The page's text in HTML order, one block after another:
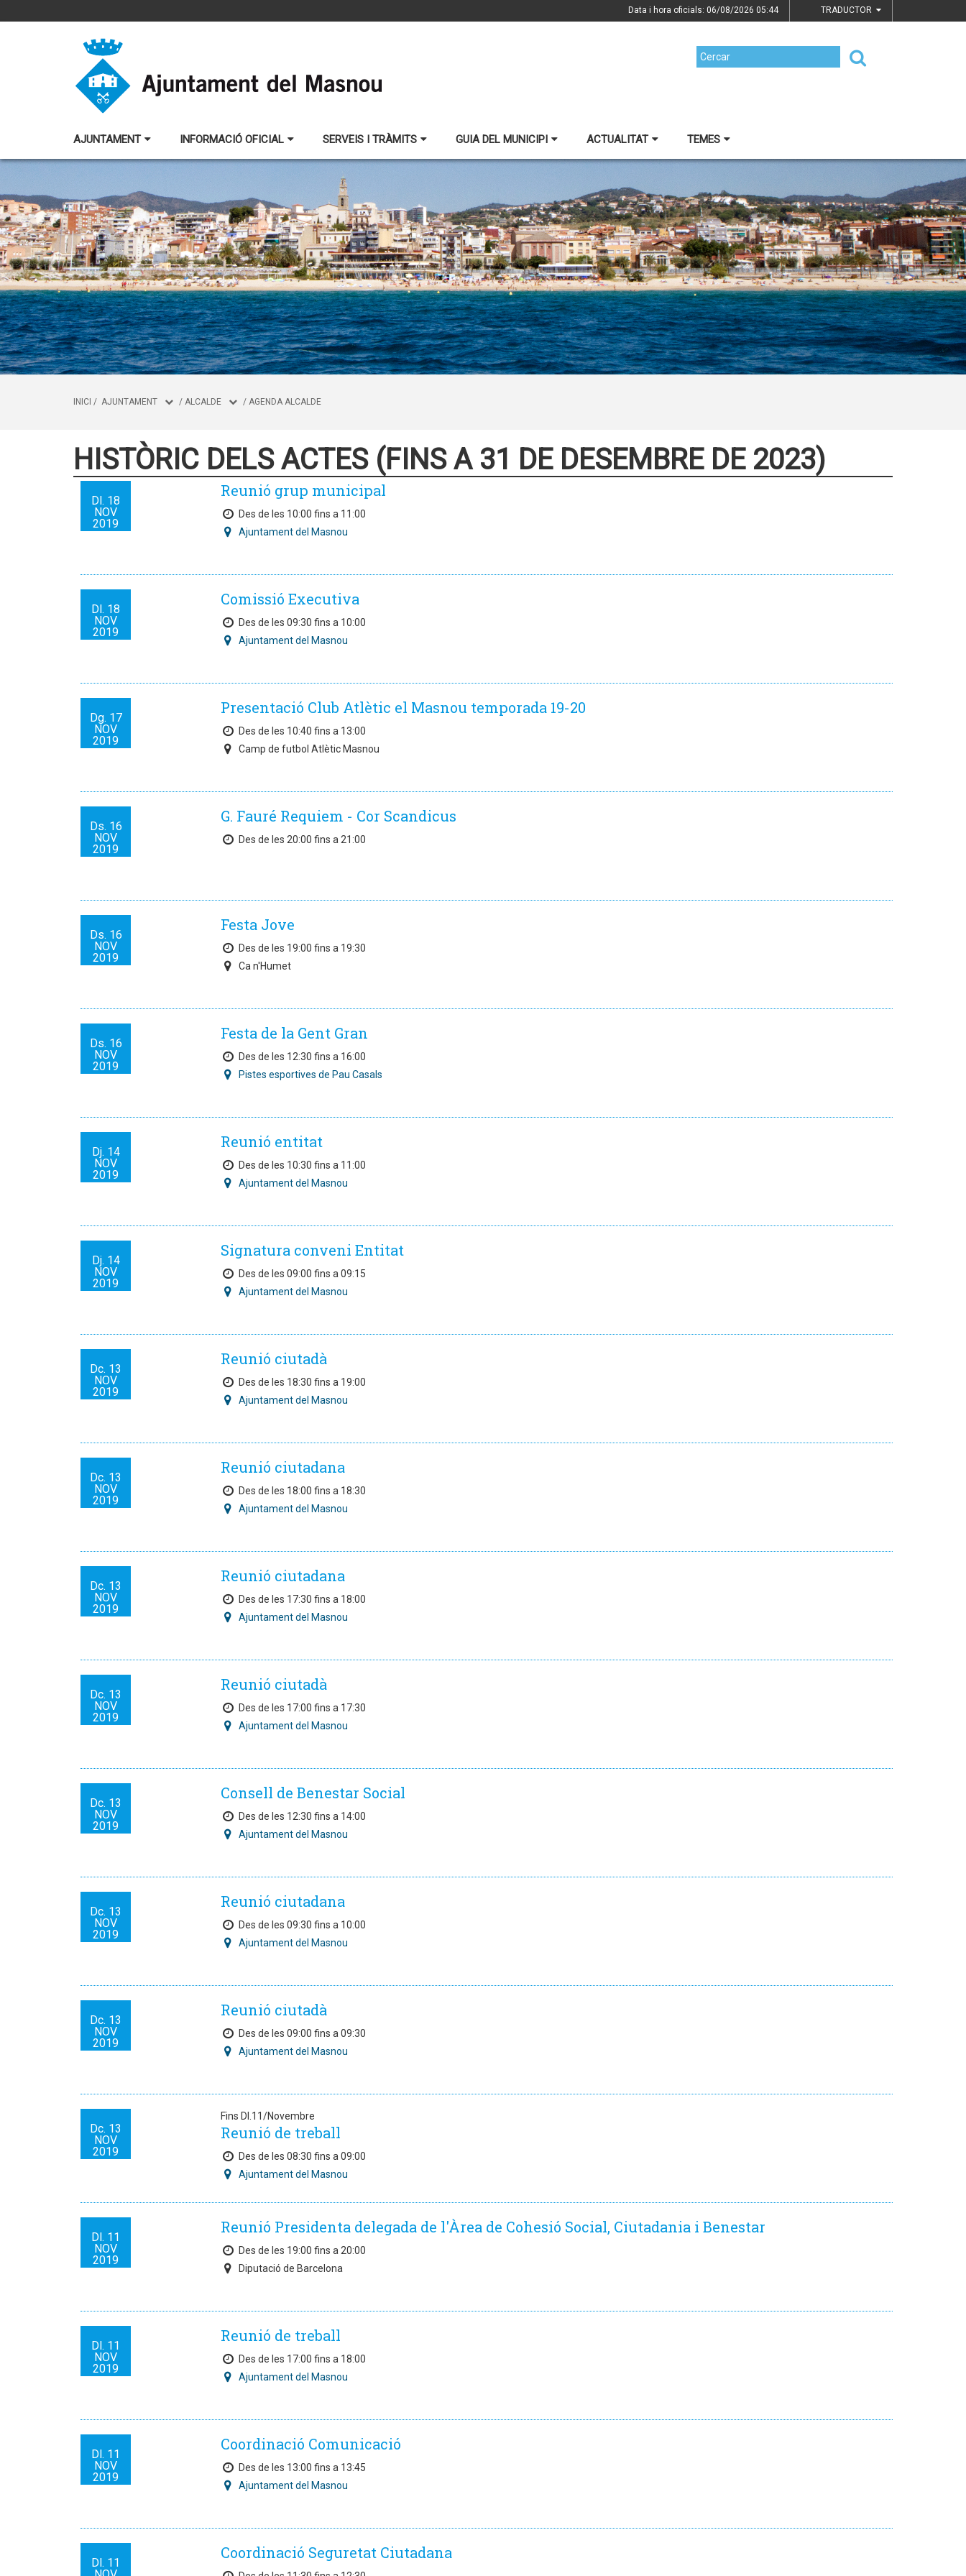
Data i hora oficials: 06/08/2026 05:44 TRADUCTOR
AJUNTAMENT INFORMACIÓ OFICIAL SERVEIS I TRÀMITS GUIA DEL MUNICIPI ACTUALITAT TEMES
INICI / AJUNTAMENT / ALCALDE / AGENDA ALCALDE
HISTÒRIC DELS ACTES (FINS A 31 DE DESEMBRE DE 2023)
Dl. 18
NOV
2019
Reunió grup municipal
Des de les 10:00 fins a 11:00
Ajuntament del Masnou
Dl. 18
NOV
2019
Comissió Executiva
Des de les 09:30 fins a 10:00
Ajuntament del Masnou
Dg. 17
NOV
2019
Presentació Club Atlètic el Masnou temporada 19-20
Des de les 10:40 fins a 13:00
Camp de futbol Atlètic Masnou
Ds. 16
NOV
2019
G. Fauré Requiem - Cor Scandicus
Des de les 20:00 fins a 21:00
Ds. 16
NOV
2019
Festa Jove
Des de les 19:00 fins a 19:30
Ca n'Humet
Ds. 16
NOV
2019
Festa de la Gent Gran
Des de les 12:30 fins a 16:00
Pistes esportives de Pau Casals
Dj. 14
NOV
2019
Reunió entitat
Des de les 10:30 fins a 11:00
Ajuntament del Masnou
Dj. 14
NOV
2019
Signatura conveni Entitat
Des de les 09:00 fins a 09:15
Ajuntament del Masnou
Dc. 13
NOV
2019
Reunió ciutadà
Des de les 18:30 fins a 19:00
Ajuntament del Masnou
Dc. 13
NOV
2019
Reunió ciutadana
Des de les 18:00 fins a 18:30
Ajuntament del Masnou
Dc. 13
NOV
2019
Reunió ciutadana
Des de les 17:30 fins a 18:00
Ajuntament del Masnou
Dc. 13
NOV
2019
Reunió ciutadà
Des de les 17:00 fins a 17:30
Ajuntament del Masnou
Dc. 13
NOV
2019
Consell de Benestar Social
Des de les 12:30 fins a 14:00
Ajuntament del Masnou
Dc. 13
NOV
2019
Reunió ciutadana
Des de les 09:30 fins a 10:00
Ajuntament del Masnou
Dc. 13
NOV
2019
Reunió ciutadà
Des de les 09:00 fins a 09:30
Ajuntament del Masnou
Dc. 13
NOV
2019
Fins Dl.11/Novembre
Reunió de treball
Des de les 08:30 fins a 09:00
Ajuntament del Masnou
Dl. 11
NOV
2019
Reunió Presidenta delegada de l'Àrea de Cohesió Social, Ciutadania i Benestar
Des de les 19:00 fins a 20:00
Diputació de Barcelona
Dl. 11
NOV
2019
Reunió de treball
Des de les 17:00 fins a 18:00
Ajuntament del Masnou
Dl. 11
NOV
2019
Coordinació Comunicació
Des de les 13:00 fins a 13:45
Ajuntament del Masnou
Dl. 11
Coordinació Seguretat Ciutadana